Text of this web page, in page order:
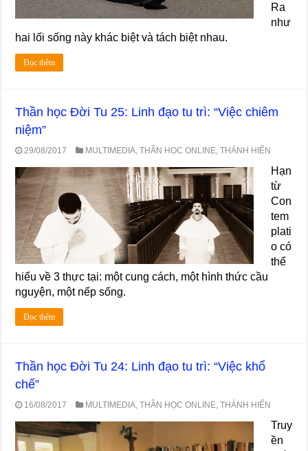
Ra
như
hai lối sống này khác biệt và tách biệt nhau.
Đọc thêm
Thần học Đời Tu 25: Linh đạo tu trì: “Việc chiêm
niệm”
29/08/2017 MULTIMEDIA ,THẦN HỌC ONLINE ,THÁNH HIẾN
Hạn
từ
Con
tem
plati
o có
thể
hiểu về 3 thực tại: một cung cách, một hình thức cầu
nguyện, một nếp sống.
Đọc thêm
Thần học Đời Tu 24: Linh đạo tu trì: “Việc khổ
chế”
16/08/2017 MULTIMEDIA ,THẦN HỌC ONLINE ,THÁNH HIẾN
Truy
ền